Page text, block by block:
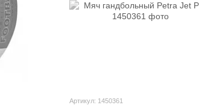
Артикул: 1450361